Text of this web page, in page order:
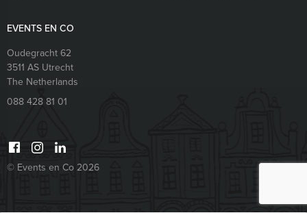
EVENTS EN CO
Oudegracht 62
3511 AS Utrecht
The Netherlands
088 428 81 01
© Events en Co 2026